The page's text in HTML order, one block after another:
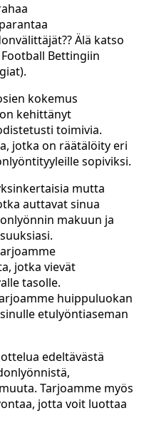
Älä katso
Bettingiin
kokemus
kehittänyt
toimivia.
jotka on räätälöity eri
sopiviksi.
mutta
auttavat sinua
makuun ja
jotka vievät
tasolle.
huippuluokan
etulyöntiaseman
edeltävästä
Tarjoamme myös
jotta voit luottaa